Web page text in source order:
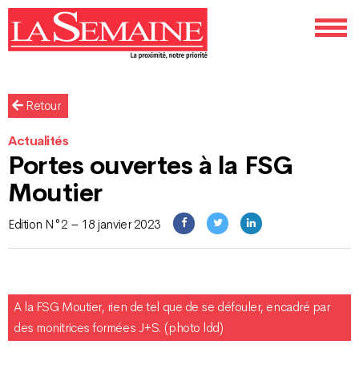
Retour
Actualités
Portes ouvertes à la FSG
Moutier
Edition N°2 – 18 janvier 2023
A la FSG Moutier, rien de tel que de se défouler, encadré par
des monitrices formées J+S. (photo ldd)